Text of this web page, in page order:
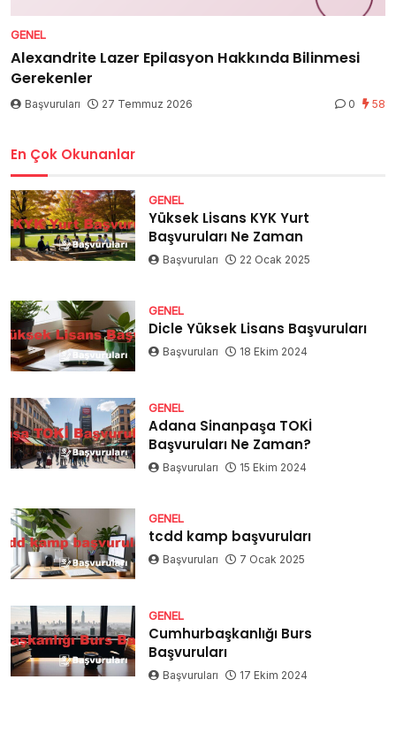
GENEL
Alexandrite Lazer Epilasyon Hakkında Bilinmesi
Gerekenler
Başvuruları 27 Temmuz 2026 0 58
En Çok Okunanlar
GENEL
Yüksek Lisans KYK Yurt
Başvuruları Ne Zaman
Başvuruları 22 Ocak 2025
GENEL
Dicle Yüksek Lisans Başvuruları
Başvuruları 18 Ekim 2024
GENEL
Adana Sinanpaşa TOKİ
Başvuruları Ne Zaman?
Başvuruları 15 Ekim 2024
GENEL
tcdd kamp başvuruları
Başvuruları 7 Ocak 2025
GENEL
Cumhurbaşkanlığı Burs
Başvuruları
Başvuruları 17 Ekim 2024